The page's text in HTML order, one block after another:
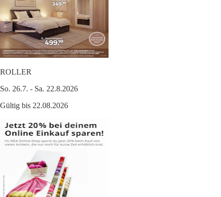
ROLLER
So. 26.7. - Sa. 22.8.2026
Gültig bis 22.08.2026